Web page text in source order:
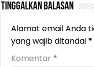
Tinggalkan Balasan
Alamat email Anda
yang wajib ditandai *
Komentar *